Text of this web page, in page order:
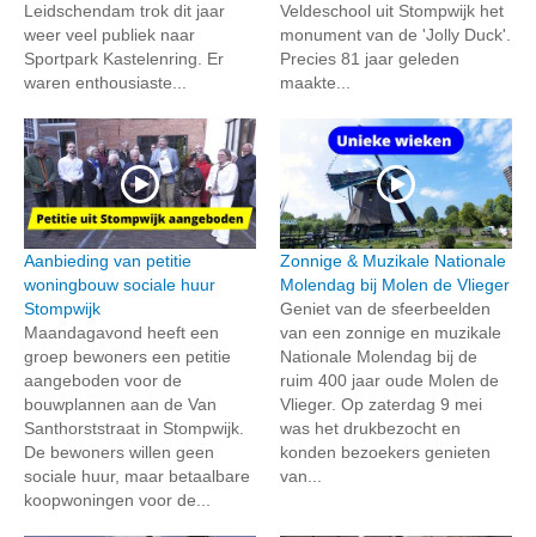
Leidschendam trok dit jaar
weer veel publiek naar
Sportpark Kastelenring. Er
waren enthousiaste...
Veldeschool uit Stompwijk het
monument van de 'Jolly Duck'.
Precies 81 jaar geleden
maakte...
Aanbieding van petitie
woningbouw sociale huur
Stompwijk
Maandagavond heeft een
groep bewoners een petitie
aangeboden voor de
bouwplannen aan de Van
Santhorststraat in Stompwijk.
De bewoners willen geen
sociale huur, maar betaalbare
koopwoningen voor de...
Zonnige & Muzikale Nationale
Molendag bij Molen de Vlieger
Geniet van de sfeerbeelden
van een zonnige en muzikale
Nationale Molendag bij de
ruim 400 jaar oude Molen de
Vlieger. Op zaterdag 9 mei
was het drukbezocht en
konden bezoekers genieten
van...